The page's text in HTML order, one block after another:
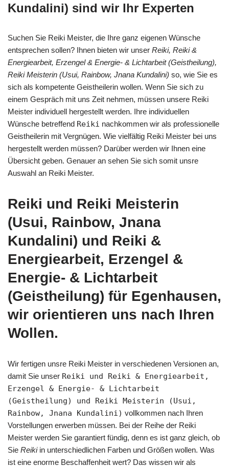
Kundalini) sind wir Ihr Experten
Suchen Sie Reiki Meister, die Ihre ganz eigenen Wünsche
entsprechen sollen? Ihnen bieten wir unser Reiki, Reiki &
Energiearbeit, Erzengel & Energie- & Lichtarbeit (Geistheilung),
Reiki Meisterin (Usui, Rainbow, Jnana Kundalini) so, wie Sie es
sich als kompetente Geistheilerin wollen. Wenn Sie sich zu
einem Gespräch mit uns Zeit nehmen, müssen unsere Reiki
Meister individuell hergestellt werden. Ihre individuellen
Wünsche betreffend Reiki nachkommen wir als professionelle
Geistheilerin mit Vergnügen. Wie vielfältig Reiki Meister bei uns
hergestellt werden müssen? Darüber werden wir Ihnen eine
Übersicht geben. Genauer an sehen Sie sich somit unsre
Auswahl an Reiki Meister.
Reiki und Reiki Meisterin
(Usui, Rainbow, Jnana
Kundalini) und Reiki &
Energiearbeit, Erzengel &
Energie- & Lichtarbeit
(Geistheilung) für Egenhausen,
wir orientieren uns nach Ihren
Wollen.
Wir fertigen unsre Reiki Meister in verschiedenen Versionen an,
damit Sie unser Reiki und Reiki & Energiearbeit,
Erzengel & Energie- & Lichtarbeit
(Geistheilung) und Reiki Meisterin (Usui,
Rainbow, Jnana Kundalini) vollkommen nach Ihren
Vorstellungen erwerben müssen. Bei der Reihe der Reiki
Meister werden Sie garantiert fündig, denn es ist ganz gleich, ob
Sie Reikiin unterschiedlichen Farben und Größen wollen. Was
ist eine enorme Beschaffenheit wert? Das wissen wir als